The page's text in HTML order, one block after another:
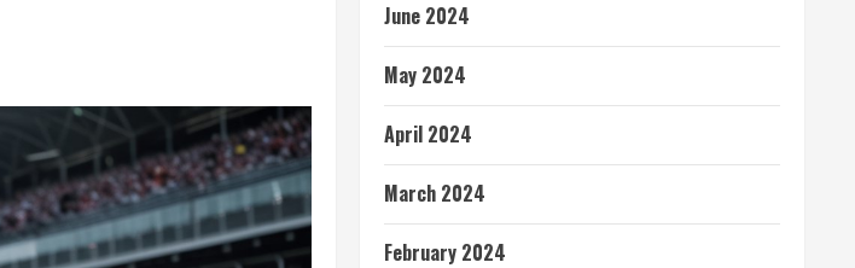
June 2024
May 2024
April 2024
March 2024
February 2024